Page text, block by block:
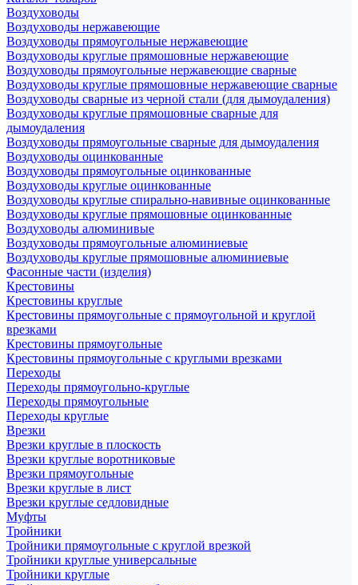
Воздуховоды
Воздуховоды нержавеющие
Воздуховоды прямоугольные нержавеющие
Воздуховоды круглые прямошовные нержавеющие
Воздуховоды прямоугольные нержавеющие сварные
Воздуховоды круглые прямошовные нержавеющие сварные
Воздуховоды сварные из черной стали (для дымоудаления)
Воздуховоды круглые прямошовные сварные для
дымоудаления
Воздуховоды прямоугольные сварные для дымоудаления
Воздуховоды оцинкованные
Воздуховоды прямоугольные оцинкованные
Воздуховоды круглые оцинкованные
Воздуховоды круглые спирально-навивные оцинкованные
Воздуховоды круглые прямошовные оцинкованные
Воздуховоды алюминивые
Воздуховоды прямоугольные алюминиевые
Воздуховоды круглые прямошовные алюминиевые
Фасонные части (изделия)
Крестовины
Крестовины круглые
Крестовины прямоугольные с прямоугольной и круглой
врезками
Крестовины прямоугольные
Крестовины прямоугольные с круглыми врезками
Переходы
Переходы прямоугольно-круглые
Переходы прямоугольные
Переходы круглые
Врезки
Врезки круглые в плоскость
Врезки круглые воротниковые
Врезки прямоугольные
Врезки круглые в лист
Врезки круглые седловидные
Муфты
Тройники
Тройники прямоугольные с круглой врезкой
Тройники круглые универсальные
Тройники круглые